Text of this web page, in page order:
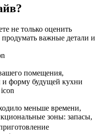
не только оценить
важные детали и
помещения,
и форму будущей кухни
меньше времени,
зоны: запасы,